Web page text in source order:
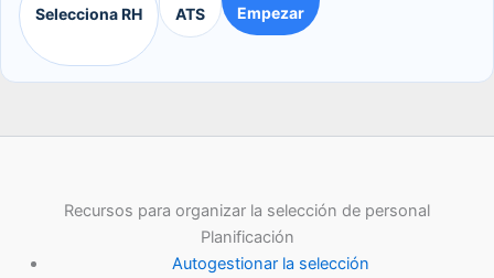
Selecciona RH ATS Empezar
Recursos para organizar la selección de personal
Planificación
Autogestionar la selección